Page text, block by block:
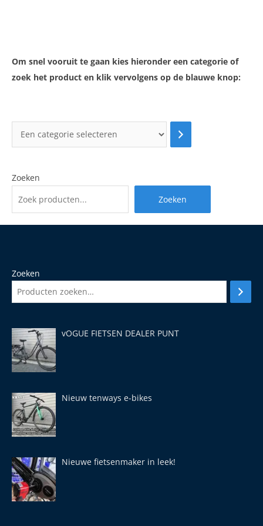
Om snel vooruit te gaan kies hieronder een categorie of
zoek het product en klik vervolgens op de blauwe knop:
Zoeken
Zoeken
Zoeken
vOGUE FIETSEN DEALER PUNT
Nieuw tenways e-bikes
Nieuwe fietsenmaker in leek!